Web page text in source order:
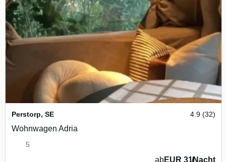
Perstorp, SE 4.9 (32)
Wohnwagen Adria
5
abEUR 31/Nacht